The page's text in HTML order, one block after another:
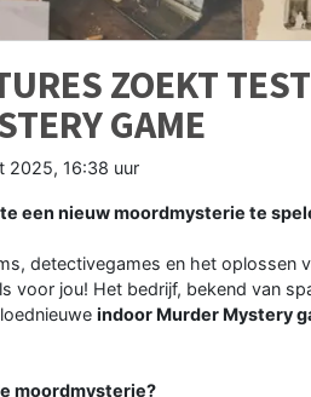
ZOEKT
GAME
2025, 16:38 uur
een nieuw moordmysterie te
detectivegames en het oplossen
voor jou! Het bedrijf, bekend van
indoor Murder Mystery
moordmysterie?